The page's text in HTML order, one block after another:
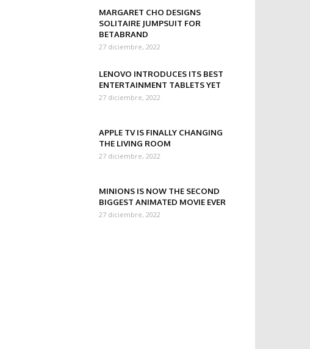
MARGARET CHO DESIGNS
SOLITAIRE JUMPSUIT FOR
BETABRAND
27 diciembre, 2022
LENOVO INTRODUCES ITS BEST
ENTERTAINMENT TABLETS YET
27 diciembre, 2022
APPLE TV IS FINALLY CHANGING
THE LIVING ROOM
27 diciembre, 2022
MINIONS IS NOW THE SECOND
BIGGEST ANIMATED MOVIE EVER
27 diciembre, 2022